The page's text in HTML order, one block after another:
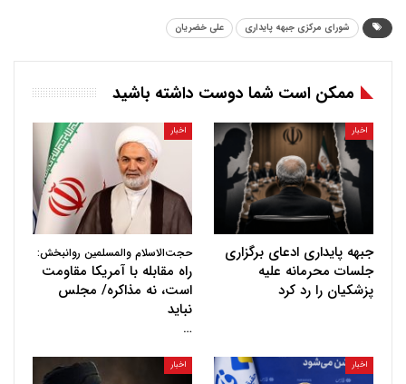
شورای مرکزی جبهه پایداری علی خضریان
ممکن است شما دوست داشته باشید
اخبار
جبهه پایداری ادعای برگزاری
جلسات محرمانه علیه
پزشکیان را رد کرد
اخبار
حجت‌الاسلام والمسلمین روانبخش:
راه مقابله با آمریکا مقاومت
است، نه مذاکره/ مجلس
نباید
…
اخبار اخبار